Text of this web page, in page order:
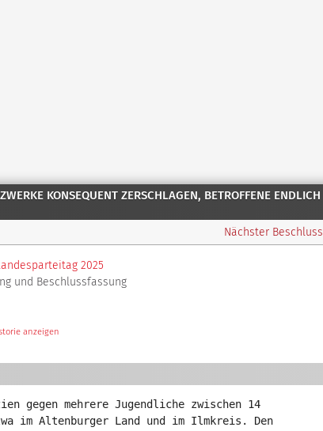
KONSEQUENT ZERSCHLAGEN, BETROFFENE ENDLICH
Nächster Beschluss
2025
und Beschlussfassung
anzeigen
gegen mehrere Jugendliche zwischen 14
im Altenburger Land und im Ilmkreis. Den